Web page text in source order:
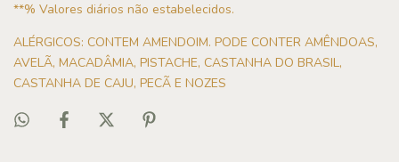
**% Valores diários não estabelecidos.
ALÉRGICOS: CONTEM AMENDOIM. PODE CONTER AMÊNDOAS,
AVELÃ, MACADÂMIA, PISTACHE, CASTANHA DO BRASIL,
CASTANHA DE CAJU, PECÃ E NOZES